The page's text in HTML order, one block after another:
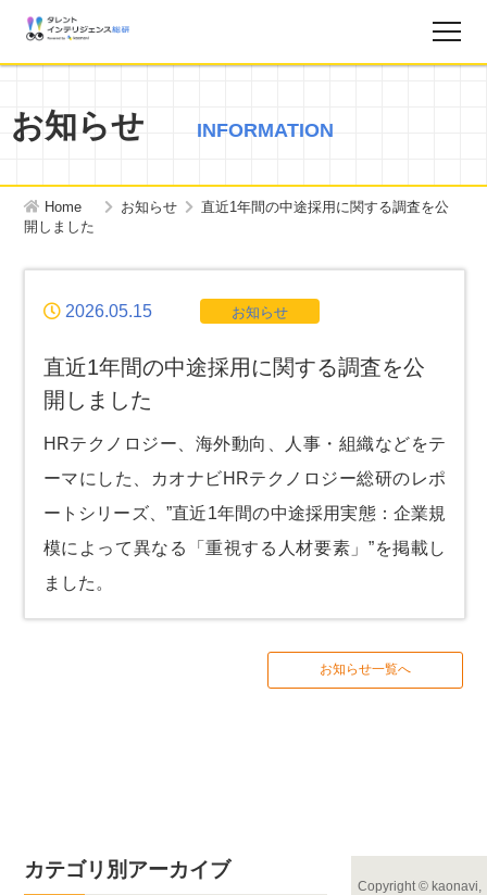
タレントインテリジェンス総研とは？
個人情報保護方針
サイトマップ
お知らせ INFORMATION
Home お知らせ
直近1年間の中途採用に関する調査を公
開しました
2026.05.15 お知らせ
直近1年間の中途採用に関する調査を公
開しました
HRテクノロジー、海外動向、人事・組織などをテ
ーマにした、カオナビHRテクノロジー総研のレポ
ートシリーズ、”直近1年間の中途採用実態：企業規
模によって異なる「重視する人材要素」”を掲載し
ました。
お知らせ一覧へ
カテゴリ別アーカイブ
Copyright©kaonavi,